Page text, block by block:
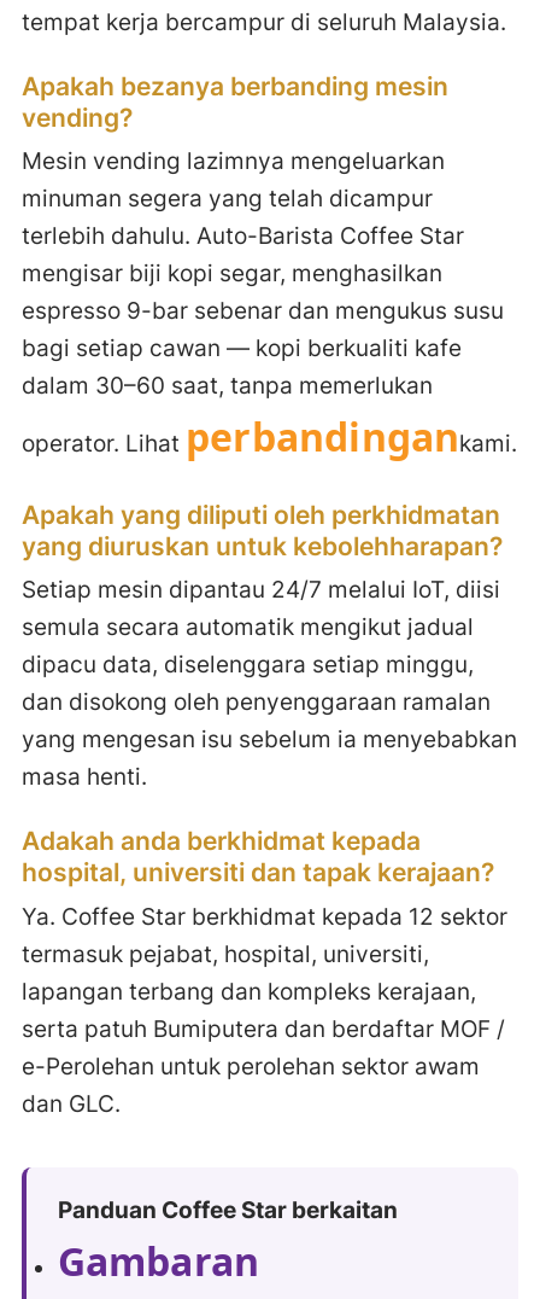
tempat kerja bercampur di seluruh Malaysia.
Apakah bezanya berbanding mesin
vending?
Mesin vending lazimnya mengeluarkan
minuman segera yang telah dicampur
terlebih dahulu. Auto-Barista Coffee Star
mengisar biji kopi segar, menghasilkan
espresso 9-bar sebenar dan mengukus susu
bagi setiap cawan — kopi berkualiti kafe
dalam 30–60 saat, tanpa memerlukan
operator. Lihat perbandingankami.
Apakah yang diliputi oleh perkhidmatan
yang diuruskan untuk kebolehharapan?
Setiap mesin dipantau 24/7 melalui IoT, diisi
semula secara automatik mengikut jadual
dipacu data, diselenggara setiap minggu,
dan disokong oleh penyenggaraan ramalan
yang mengesan isu sebelum ia menyebabkan
masa henti.
Adakah anda berkhidmat kepada
hospital, universiti dan tapak kerajaan?
Ya. Coffee Star berkhidmat kepada 12 sektor
termasuk pejabat, hospital, universiti,
lapangan terbang dan kompleks kerajaan,
serta patuh Bumiputera dan berdaftar MOF /
e-Perolehan untuk perolehan sektor awam
dan GLC.
Panduan Coffee Star berkaitan
Gambaran